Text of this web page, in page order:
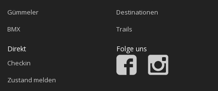
Gümmeler
BMX
Destinationen
Trails
Direkt
Checkin
Zustand melden
Folge uns